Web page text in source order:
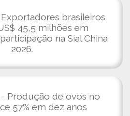
brasileiros
45,5 milhões em
na Sial China
2026.
- Produção de ovos no
57% em dez anos